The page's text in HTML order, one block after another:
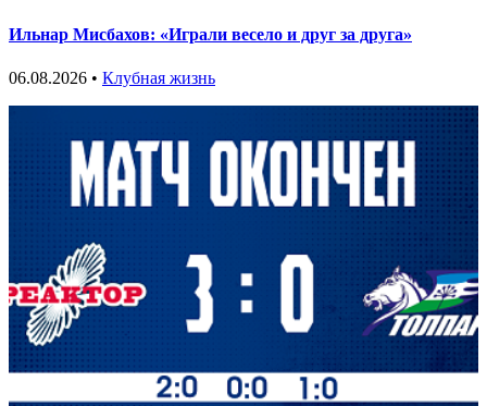
Ильнар Мисбахов: «Играли весело и друг за друга»
06.08.2026 • Клубная жизнь